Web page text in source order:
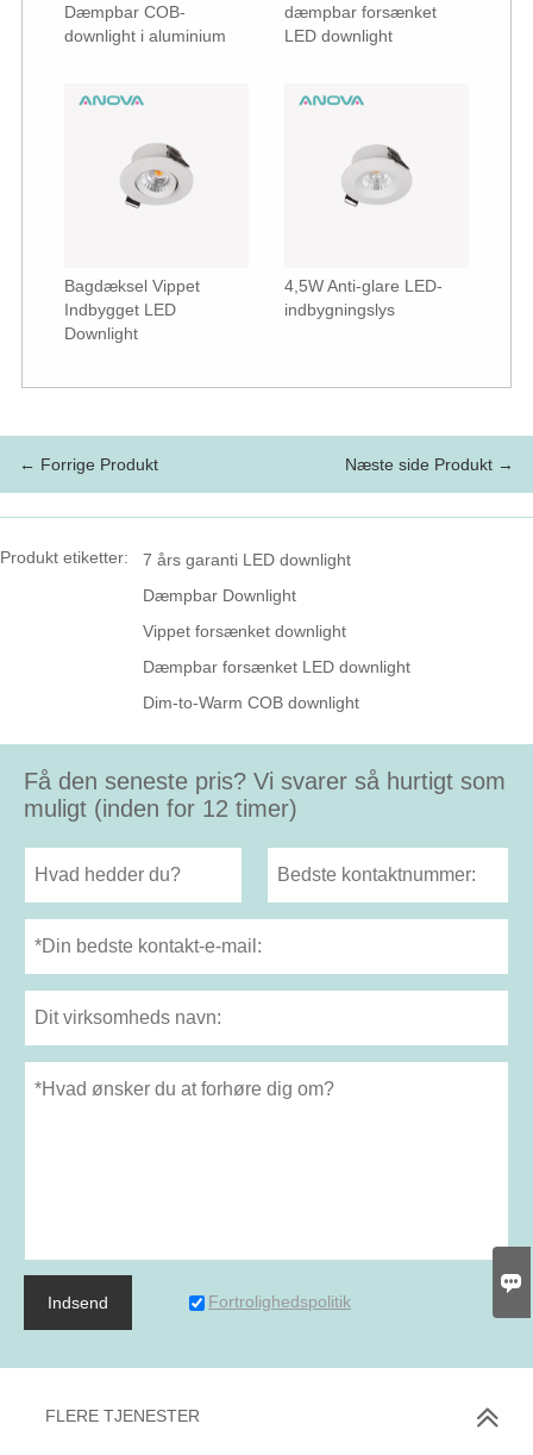
Dæmpbar COB-
downlight i aluminium
dæmpbar forsænket
LED downlight
Bagdæksel Vippet
Indbygget LED
Downlight
4,5W Anti-glare LED-
indbygningslys
← Forrige Produkt Næste side Produkt →
Produkt etiketter:
7 års garanti LED downlight
Dæmpbar Downlight
Vippet forsænket downlight
Dæmpbar forsænket LED downlight
Dim-to-Warm COB downlight
Få den seneste pris? Vi svarer så hurtigt som
muligt (inden for 12 timer)
Indsend Fortrolighedspolitik
FLERE TJENESTER
